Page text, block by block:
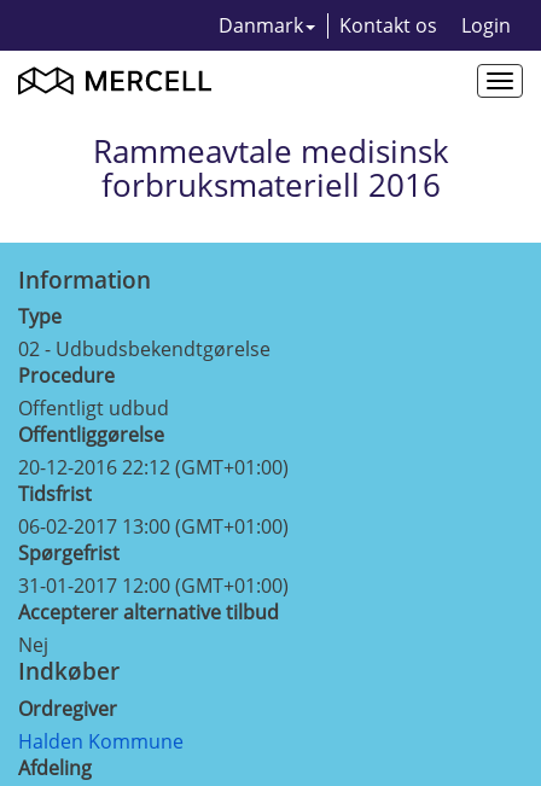
Danmark Kontakt os Login
Rammeavtale medisinsk
forbruksmateriell 2016
Information
Type
02 - Udbudsbekendtgørelse
Procedure
Offentligt udbud
Offentliggørelse
20-12-2016 22:12 (GMT+01:00)
Tidsfrist
06-02-2017 13:00 (GMT+01:00)
Spørgefrist
31-01-2017 12:00 (GMT+01:00)
Accepterer alternative tilbud
Nej
Indkøber
Ordregiver
Halden Kommune
Afdeling